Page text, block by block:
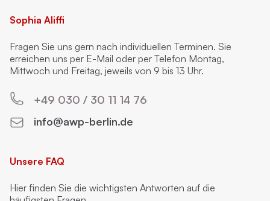
Sophia Aliffi
Fragen Sie uns gern nach individuellen Terminen. Sie
erreichen uns per E-Mail oder per Telefon Montag,
Mittwoch und Freitag, jeweils von 9 bis 13 Uhr.
+49 030 / 30 11 14 76
info@awp-berlin.de
Unsere FAQ
Hier finden Sie die wichtigsten Antworten auf die